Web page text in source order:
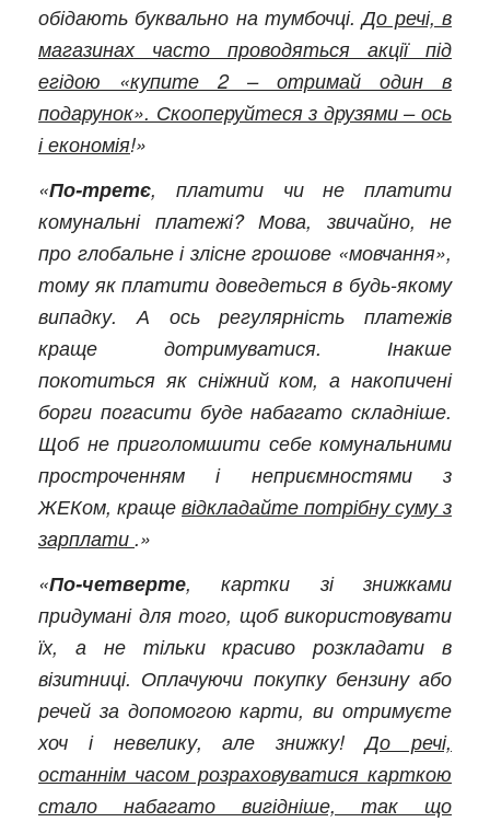
обідають буквально на тумбочці.До речі, в
магазинах часто проводяться акції під
егідою «купите 2 – отримай один в
подарунок». Скооперуйтеся з друзями – ось
і економія!»
«По-третє, платити чи не платити
комунальні платежі? Мова, звичайно, не
про глобальне і злісне грошове «мовчання»,
тому як платити доведеться в будь-якому
випадку. А ось регулярність платежів
краще дотримуватися. Інакше
покотиться як сніжний ком, а накопичені
борги погасити буде набагато складніше.
Щоб не приголомшити себе комунальними
простроченням і неприємностями з
ЖЕКом, краще відкладайте потрібну суму з
зарплати .»
«По-четверте, картки зі знижками
придумані для того, щоб використовувати
їх, а не тільки красиво розкладати в
візитниці. Оплачуючи покупку бензину або
речей за допомогою карти, ви отримуєте
хоч і невелику, але знижку!До речі,
останнім часом розраховуватися карткою
стало набагато вигідніше, так що